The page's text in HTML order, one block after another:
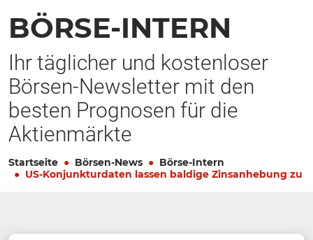
BÖRSE-INTERN
Ihr täglicher und kostenloser
Börsen-Newsletter mit den
besten Prognosen für die
Aktienmärkte
Startseite Börsen-News
Börse-Intern
US-Konjunkturdaten lassen baldige Zinsanhebung zu